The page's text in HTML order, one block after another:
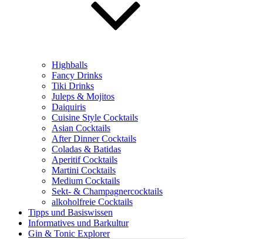
Highballs
Fancy Drinks
Tiki Drinks
Juleps & Mojitos
Daiquiris
Cuisine Style Cocktails
Asian Cocktails
After Dinner Cocktails
Coladas & Batidas
Aperitif Cocktails
Martini Cocktails
Medium Cocktails
Sekt- & Champagnercocktails
alkoholfreie Cocktails
Tipps und Basiswissen
Informatives und Barkultur
Gin & Tonic Explorer